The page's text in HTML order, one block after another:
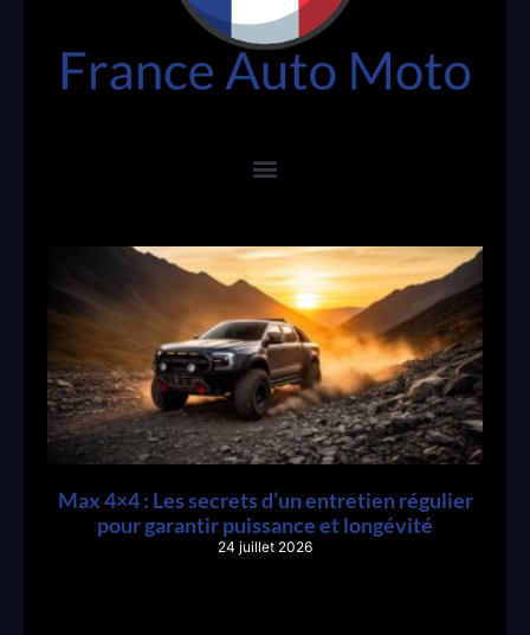
Max 4×4 : Les secrets d’un entretien régulier
pour garantir puissance et longévité
24 juillet 2026